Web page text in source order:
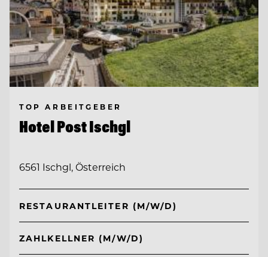
TOP ARBEITGEBER
Hotel Post Ischgl
6561 Ischgl, Österreich
RESTAURANTLEITER (M/W/D)
ZAHLKELLNER (M/W/D)